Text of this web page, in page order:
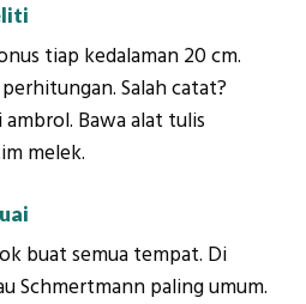
tiap kedalaman 20 cm.
Salah catat?
Bawa alat tulis
melek.
buat semua tempat. Di
Schmertmann paling umum.